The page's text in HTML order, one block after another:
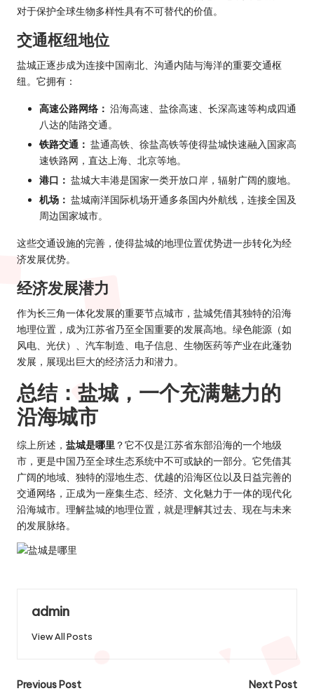
对于保护全球生物多样性具有不可替代的价值。
交通枢纽地位
盐城正逐步成为连接中国南北、沟通内陆与海洋的重要交通枢
纽。它拥有：
高速公路网络： 沿海高速、盐徐高速、长深高速等构成四通
八达的陆路交通。
铁路交通： 盐通高铁、徐盐高铁等使得盐城快速融入国家高
速铁路网，直达上海、北京等地。
港口： 盐城大丰港是国家一类开放口岸，辐射广阔的腹地。
机场： 盐城南洋国际机场开通多条国内外航线，连接全国及
周边国家城市。
这些交通设施的完善，使得盐城的地理位置优势进一步转化为经
济发展优势。
经济发展潜力
作为长三角一体化发展的重要节点城市，盐城凭借其独特的沿海
地理位置，成为江苏省乃至全国重要的发展高地。绿色能源（如
风电、光伏）、汽车制造、电子信息、生物医药等产业在此蓬勃
发展，展现出巨大的经济活力和潜力。
总结：盐城，一个充满魅力的
沿海城市
综上所述， 盐城是哪里 ？它不仅是江苏省东部沿海的一个地级
市，更是中国乃至全球生态系统中不可或缺的一部分。它凭借其
广阔的地域、独特的湿地生态、优越的沿海区位以及日益完善的
交通网络，正成为一座集生态、经济、文化魅力于一体的现代化
沿海城市。理解盐城的地理位置，就是理解其过去、现在与未来
的发展脉络。
admin
View All Posts
Previous Post Next Post